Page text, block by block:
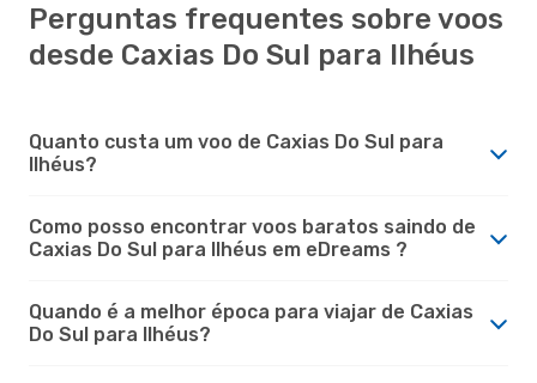
Perguntas frequentes sobre voos
desde Caxias Do Sul para Ilhéus
Quanto custa um voo de Caxias Do Sul para
Ilhéus?
Como posso encontrar voos baratos saindo de
Caxias Do Sul para Ilhéus em eDreams ?
Quando é a melhor época para viajar de Caxias
Do Sul para Ilhéus?